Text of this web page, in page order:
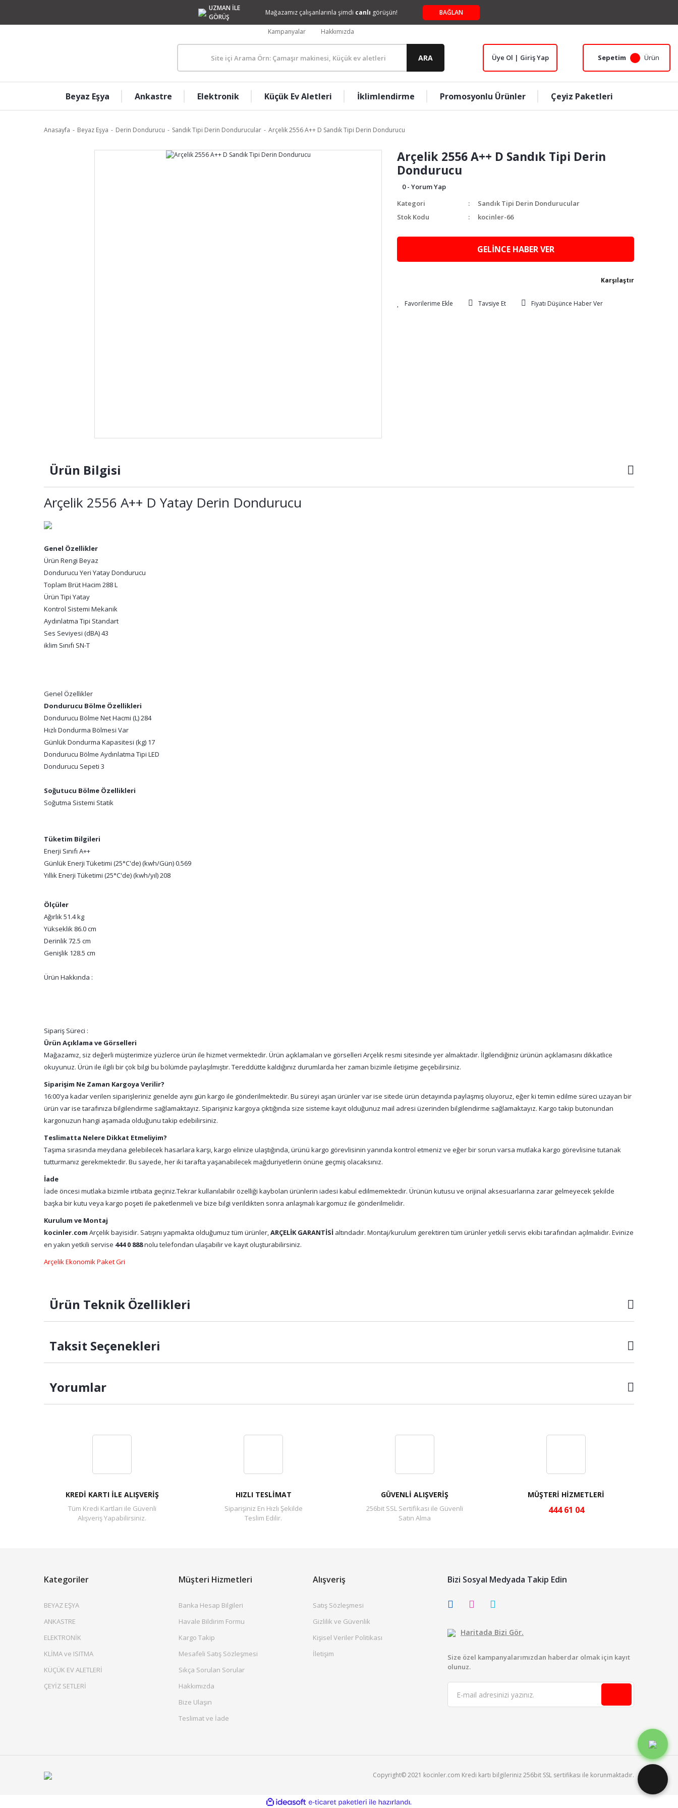
UZMAN İLE
GÖRÜŞ
Mağazamız çalışanlarınla şimdi canlı görüşün! BAĞLAN
Kampanyalar Hakkımızda
ARA Üye Ol | Giriş Yap Sepetim Ürün
Beyaz Eşya Ankastre Elektronik Küçük Ev Aletleri İklimlendirme Promosyonlu Ürünler Çeyiz Paketleri
Anasayfa Beyaz Eşya Derin Dondurucu Sandık Tipi Derin Dondurucular Arçelik 2556 A++ D Sandık Tipi Derin Dondurucu
Arçelik 2556 A++ D Sandık Tipi Derin
Dondurucu
0 - Yorum Yap
Kategori
Sandık Tipi Derin Dondurucular
Stok Kodu
kocinler-66
GELİNCE HABER VER
Karşılaştır
Tavsiye Et Fiyatı Düşünce Haber Ver
Ürün Bilgisi
Arçelik 2556 A++ D Yatay Derin Dondurucu
Genel Özellikler
Ürün Rengi Beyaz
Dondurucu Yeri Yatay Dondurucu
Toplam Brüt Hacim 288 L
Ürün Tipi Yatay
Kontrol Sistemi Mekanik
Aydınlatma Tipi Standart
Ses Seviyesi (dBA) 43
iklim Sınıfı SN-T
Genel Özellikler
Dondurucu Bölme Özellikleri
Dondurucu Bölme Net Hacmi (L) 284
Hızlı Dondurma Bölmesi Var
Günlük Dondurma Kapasitesi (kg) 17
Dondurucu Bölme Aydınlatma Tipi LED
Dondurucu Sepeti 3
Soğutucu Bölme Özellikleri
Soğutma Sistemi Statik
Tüketim Bilgileri
Enerji Sınıfı A++
Günlük Enerji Tüketimi (25°C'de) (kwh/Gün) 0.569
Yıllık Enerji Tüketimi (25°C'de) (kwh/yıl) 208
Ölçüler
Ağırlık 51.4 kg
Yükseklik 86.0 cm
Derinlik 72.5 cm
Genişlik 128.5 cm
Ürün Hakkında :
Sipariş Süreci :
Ürün Açıklama ve Görselleri
Mağazamız, siz değerli müşterimize yüzlerce ürün ile hizmet vermektedir. Ürün açıklamaları ve görselleri Arçelik resmi sitesinde yer almaktadır. İlgilendiğiniz ürünün açıklamasını dikkatlice
okuyunuz. Ürün ile ilgili bir çok bilgi bu bölümde paylaşılmıştır. Tereddütte kaldığınız durumlarda her zaman bizimle iletişime geçebilirsiniz.
Siparişim Ne Zaman Kargoya Verilir?
16:00'ya kadar verilen siparişleriniz genelde aynı gün kargo ile gönderilmektedir. Bu süreyi aşan ürünler var ise sitede ürün detayında paylaşmış oluyoruz, eğer ki temin edilme süreci uzayan bir
ürün var ise tarafınıza bilgilendirme sağlamaktayız. Siparişiniz kargoya çıktığında size sisteme kayıt olduğunuz mail adresi üzerinden bilgilendirme sağlamaktayız. Kargo takip butonundan
kargonuzun hangi aşamada olduğunu takip edebilirsiniz.
Teslimatta Nelere Dikkat Etmeliyim?
Taşıma sırasında meydana gelebilecek hasarlara karşı, kargo elinize ulaştığında, ürünü kargo görevlisinin yanında kontrol etmeniz ve eğer bir sorun varsa mutlaka kargo görevlisine tutanak
tutturmanız gerekmektedir. Bu sayede, her iki tarafta yaşanabilecek mağduriyetlerin önüne geçmiş olacaksınız.
İade
İade öncesi mutlaka bizimle irtibata geçiniz.Tekrar kullanılabilir özelliği kaybolan ürünlerin iadesi kabul edilmemektedir. Ürünün kutusu ve orijinal aksesuarlarına zarar gelmeyecek şekilde
başka bir kutu veya kargo poşeti ile paketlenmeli ve bize bilgi verildikten sonra anlaşmalı kargomuz ile gönderilmelidir.
Kurulum ve Montaj
kocinler.com Arçelik bayisidir. Satışını yapmakta olduğumuz tüm ürünler,ARÇELİK GARANTİSİ altındadır. Montaj/kurulum gerektiren tüm ürünler yetkili servis ekibi tarafından açılmalıdır. Evinize
en yakın yetkili servise 444 0 888nolu telefondan ulaşabilir ve kayıt oluşturabilirsiniz.
Arçelik Ekonomik Paket Gri
Ürün Teknik Özellikleri
Taksit Seçenekleri
Yorumlar
KREDİ KARTI İLE ALIŞVERİŞ
Tüm Kredi Kartları ile Güvenli
Alışveriş Yapabilirsiniz.
HIZLI TESLİMAT
Siparişiniz En Hızlı Şekilde
Teslim Edilir.
GÜVENLİ ALIŞVERİŞ
256bit SSL Sertifikası ile Güvenli
Satın Alma
MÜŞTERİ HİZMETLERİ
444 61 04
Kategoriler
BEYAZ EŞYA
ANKASTRE
ELEKTRONİK
KLİMA ve ISITMA
KÜÇÜK EV ALETLERİ
ÇEYİZ SETLERİ
Müşteri Hizmetleri
Banka Hesap Bilgileri
Havale Bildirim Formu
Kargo Takip
Mesafeli Satış Sözleşmesi
Sıkça Sorulan Sorular
Hakkımızda
Bize Ulaşın
Teslimat ve İade
Alışveriş
Satış Sözleşmesi
Gizlilik ve Güvenlik
Kişisel Veriler Politikası
İletişim
Bizi Sosyal Medyada Takip Edin
Haritada Bizi Gör.
Size özel kampanyalarımızdan haberdar olmak için kayıt
olunuz.
Copyright© 2021 kocinler.com Kredi kartı bilgileriniz 256bit SSL sertifikası ile korunmaktadır.
ideasoft
e-